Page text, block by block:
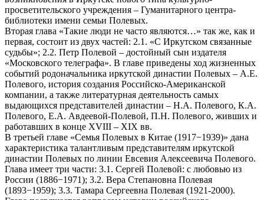
просветительского учреждения – Гуманитарного центра-
библиотеки имени семьи Полевых.
Вторая глава «Такие люди не часто являются…» так же, как и
первая, состоит из двух частей: 2.1. «С Иркутском связанные
судьбы»; 2.2. Петр Полевой – достойный сын издателя
«Московского телеграфа». В главе приведены ход жизненных
событий родоначальника иркутской династии Полевых – А.Е.
Полевого, история создания Российско-Американской
компании, а также литературная деятельность самых
выдающихся представителей династии – Н.А. Полевого, К.А.
Полевого, Е.А. Авдеевой-Полевой, П.Н. Полевого, живших и
работавших в конце XVIII – XIX вв.
В третьей главе «Семья Полевых в Китае (1917−1939)» дана
характеристика талантливым представителям иркутской
династии Полевых по линии Евсевия Алексеевича Полевого.
Глава имеет три части: 3.1. Сергей Полевой: с любовью из
России (1886−1971); 3.2. Вера Степановна Полевая
(1893−1959); 3.3. Тамара Сергеевна Полевая (1921-2000).